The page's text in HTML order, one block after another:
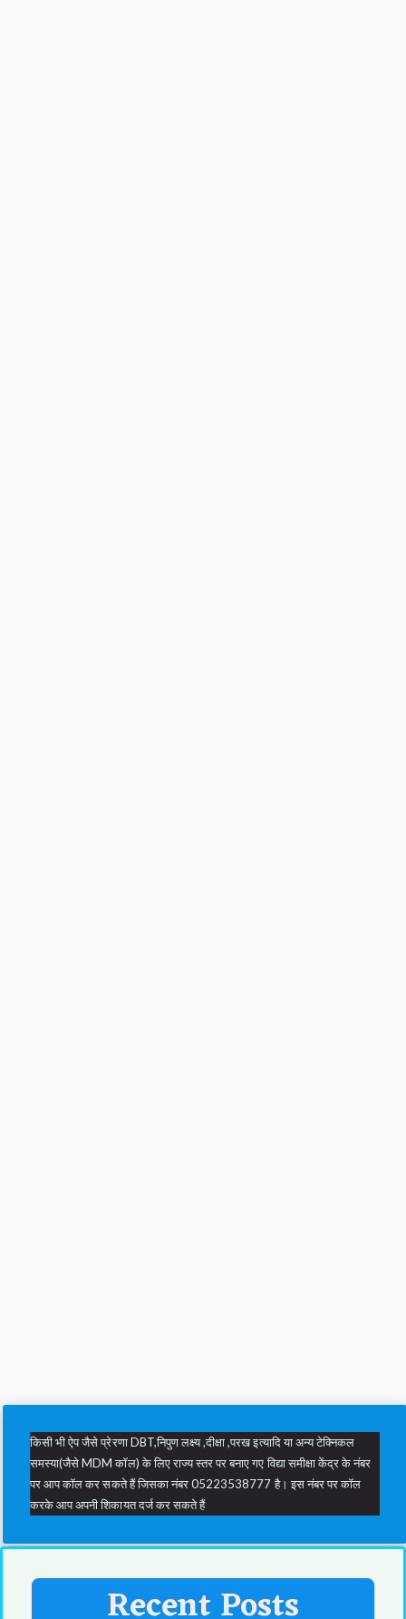
किसी भी ऐप जैसे प्रेरणा DBT,निपुण लक्ष्य ,दीक्षा ,परख इत्यादि या अन्य टेक्निकल
समस्या(जैसे MDM कॉल) के लिए राज्य स्तर पर बनाए गए विद्या समीक्षा केंद्र के नंबर
पर आप कॉल कर सकते हैं जिसका नंबर 05223538777 है। इस नंबर पर कॉल
करके आप अपनी शिकायत दर्ज कर सकते हैं
Recent Posts